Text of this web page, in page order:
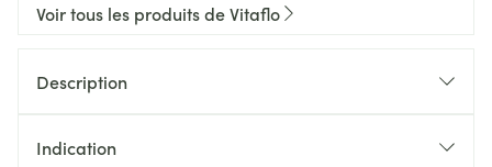
Voir tous les produits de Vitaflo
Description
Indication